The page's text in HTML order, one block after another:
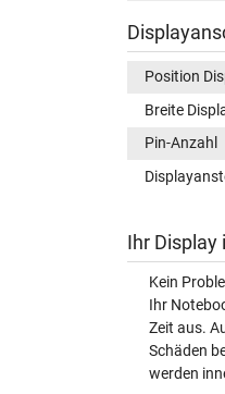
Position
Breite
Pin-Anzahl
Ihr Display
Kein
Ihr
Zeit aus.
Schäden
werden